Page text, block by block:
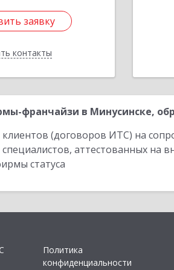
заявку
контакты
заявку
франчайзи в Минусинске,
клиентов (договоров ИТС) на
специалистов, аттестованных на
статуса
Политика
конфиденциальности